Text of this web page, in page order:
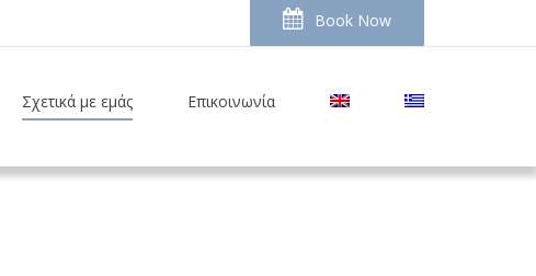
Book Now
Σχετικά με εμάς Επικοινωνία